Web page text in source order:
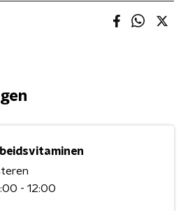
- 12:00